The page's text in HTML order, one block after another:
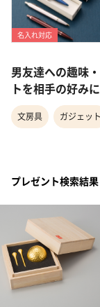
名入れ対応
男友達への趣味
トを相手の好み
文房具 ガジェット
プレゼント検索結果